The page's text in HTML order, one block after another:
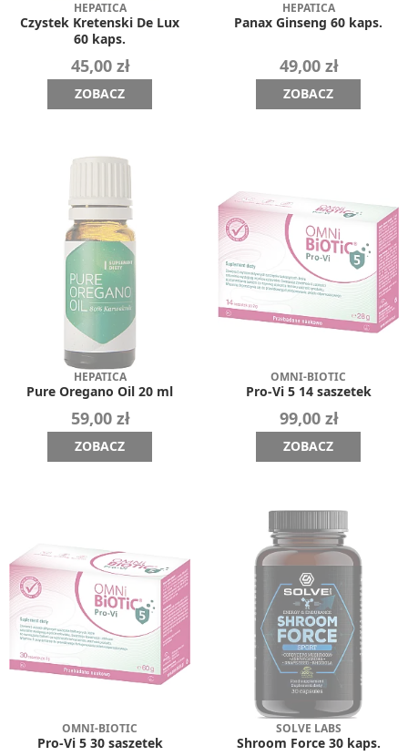
HEPATICA
Czystek Kretenski De Lux
60 kaps.
45,00 zł
ZOBACZ
HEPATICA
Panax Ginseng 60 kaps.
49,00 zł
ZOBACZ
HEPATICA
Pure Oregano Oil 20 ml
59,00 zł
ZOBACZ
OMNI-BIOTIC
Pro-Vi 5 14 saszetek
99,00 zł
ZOBACZ
OMNI-BIOTIC
Pro-Vi 5 30 saszetek
SOLVE LABS
Shroom Force 30 kaps.